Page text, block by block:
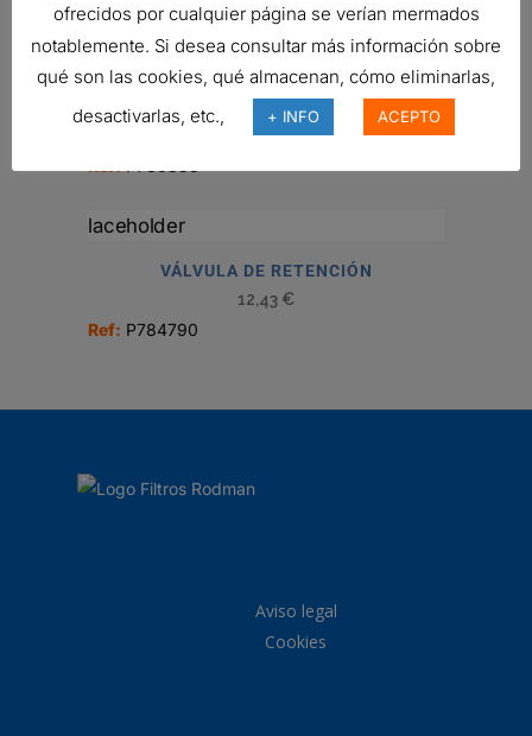
VÁLVULA DE RETENCIÓN
28,58€
VÁLVULA DE RETENCIÓN
12,43 €
Ref: P784790
Aviso legal
Cookies
ofrecidos por cualquier página se verían mermados
notablemente. Si desea consultar más información sobre
qué son las cookies, qué almacenan, cómo eliminarlas,
desactivarlas, etc.,
+ INFO ACEPTO